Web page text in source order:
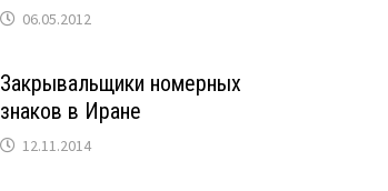
06.05.2012
Закрывальщики номерных
знаков в Иране
12.11.2014